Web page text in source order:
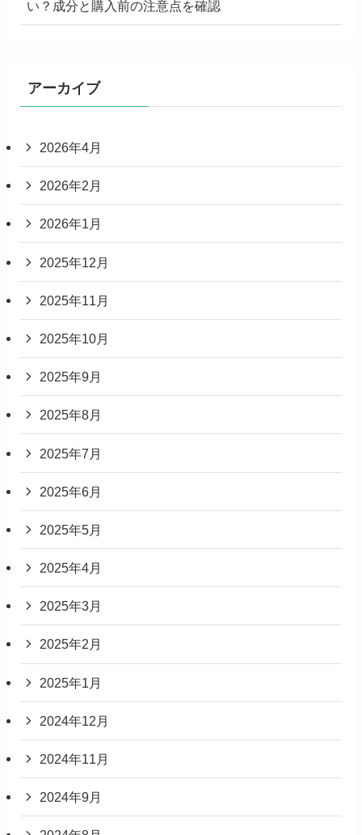
い？成分と購入前の注意点を確認
アーカイブ
2026年4月
2026年2月
2026年1月
2025年12月
2025年11月
2025年10月
2025年9月
2025年8月
2025年7月
2025年6月
2025年5月
2025年4月
2025年3月
2025年2月
2025年1月
2024年12月
2024年11月
2024年9月